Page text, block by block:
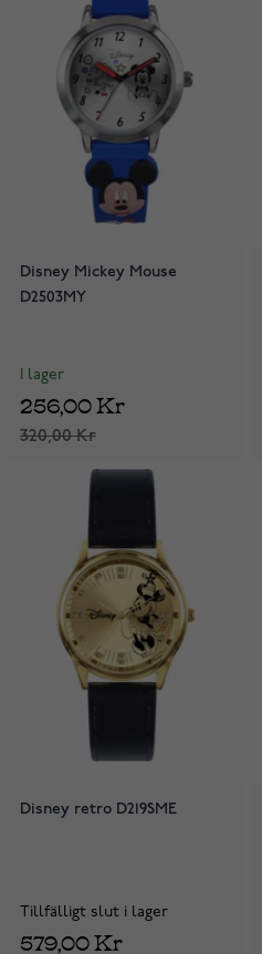
Disney Mickey Mouse
D2503MY
I lager
320,00 Kr
256,00 Kr
Disney retro D219SME
Tillfälligt slut i lager
579,00 Kr